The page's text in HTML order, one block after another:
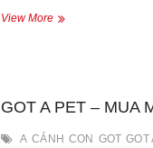
View MoreCALMING
TRAI
GOT A PET – MUA
A CẢNH CON GOT GOT